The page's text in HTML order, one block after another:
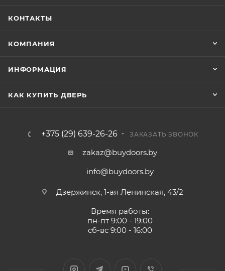
КОНТАКТЫ
КОМПАНИЯ
ИНФОРМАЦИЯ
КАК КУПИТЬ ДВЕРЬ
+375 (29) 639-26-26 ЗАКАЗАТЬ ЗВОНОК
zakaz@buydoors.by
info@buydoors.by
Дзержинск, 1-ая Ленинская, 43/2
Время работы:
пн-пт 9:00 - 19:00
сб-вс 9:00 - 16:00